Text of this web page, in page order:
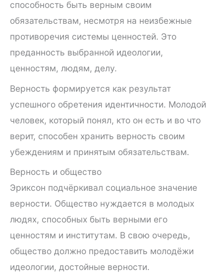
способность быть верным своим
обязательствам, несмотря на неизбежные
противоречия системы ценностей. Это
преданность выбранной идеологии,
ценностям, людям, делу.
Верность формируется как результат
успешного обретения идентичности. Молодой
человек, который понял, кто он есть и во что
верит, способен хранить верность своим
убеждениям и принятым обязательствам.
Верность и общество
Эриксон подчёркивал социальное значение
верности. Общество нуждается в молодых
людях, способных быть верными его
ценностям и институтам. В свою очередь,
общество должно предоставить молодёжи
идеологии, достойные верности.